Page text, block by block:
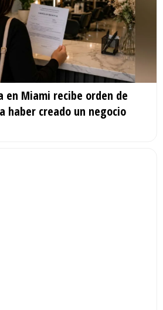
en Miami recibe orden de
haber creado un negocio